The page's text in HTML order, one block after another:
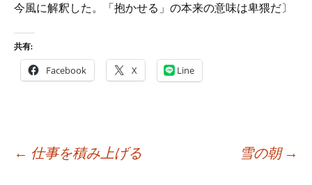
今風に解釈した。「抱かせる」の本来の意味は卑猥だ〕
共有:
Facebook X Line
← 仕事を積み上げる 雪の朝 →